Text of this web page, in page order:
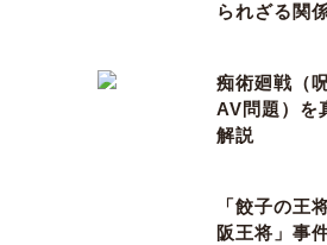
られざる関
痴術廻戦（
AV問題）を
解説
「餃子の王
阪王将」事